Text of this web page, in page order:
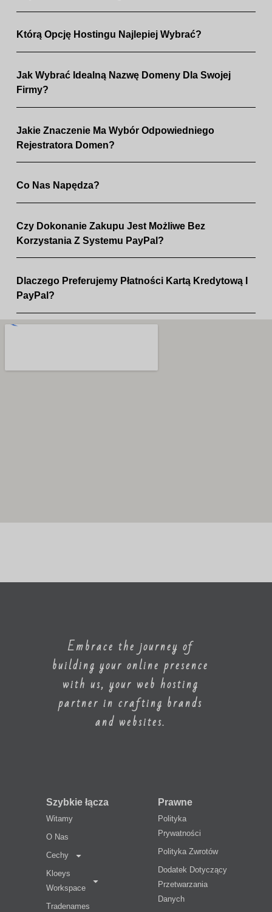
Którą Opcję Hostingu Najlepiej Wybrać?
Jak Wybrać Idealną Nazwę Domeny Dla Swojej
Firmy?
Jakie Znaczenie Ma Wybór Odpowiedniego
Rejestratora Domen?
Co Nas Napędza?
Czy Dokonanie Zakupu Jest Możliwe Bez
Korzystania Z Systemu PayPal?
Dlaczego Preferujemy Płatności Kartą Kredytową I
PayPal?
Embrace the journey of
building your online presence
with us, your web hosting
partner in crafting brands
and websites.
Szybkie łącza
Witamy
O Nas
Cechy
Kloeys
Workspace
Tradenames
Prawne
Polityka
Prywatności
Polityka Zwrotów
Dodatek Dotyczący
Przetwarzania
Danych